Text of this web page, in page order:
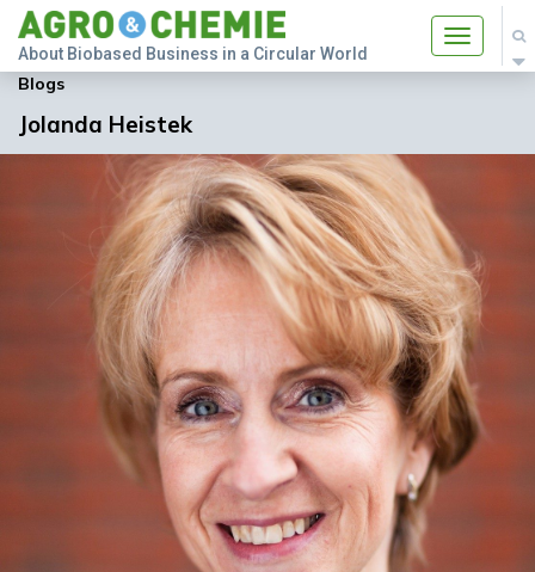
Toggle
About Biobased Business in a Circular World
Blogs
Jolanda Heistek